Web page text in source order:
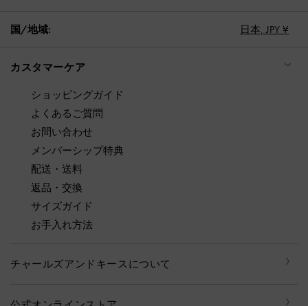
国/地域: 日本, JPY ¥
カスタマーケア
ショッピングガイド
よくあるご質問
お問い合わせ
メンバーシップ特典
配送・送料
返品・交換
サイズガイド
お手入れ方法
チャールズアンドキースについて